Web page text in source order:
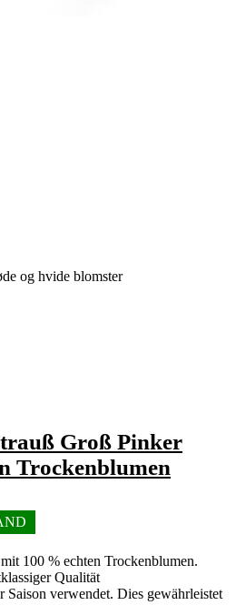
Groß Pinker
Trockenblumen
100 % echten Trockenblumen.
Qualität
Saison verwendet. Dies gewährleistet